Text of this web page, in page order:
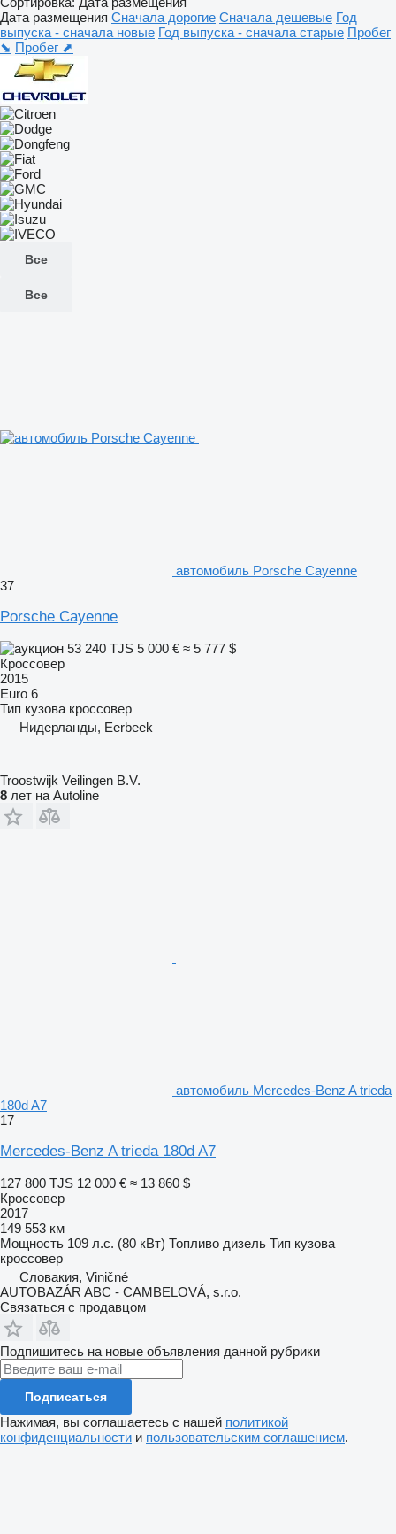
Дата размещения Сначала дорогие Сначала дешевые Год
выпуска - сначала новые Год выпуска - сначала старые Пробег
⬊ Пробег ⬈
Все
Все
автомобиль Porsche Cayenne
37
Porsche Cayenne
53 240 TJS 5 000 € ≈ 5 777 $
Кроссовер
2015
Euro 6
Тип кузова кроссовер
Нидерланды, Eerbeek
Troostwijk Veilingen B.V.
8 лет на Autoline
автомобиль Mercedes-Benz A trieda
180d A7
17
Mercedes-Benz A trieda 180d A7
127 800 TJS 12 000 € ≈ 13 860 $
Кроссовер
2017
149 553 км
Мощность 109 л.с. (80 кВт) Топливо дизель Тип кузова
кроссовер
Словакия, Viničné
AUTOBAZÁR ABC - CAMBELOVÁ, s.r.o.
Связаться с продавцом
Подпишитесь на новые объявления данной рубрики
Подписаться
Нажимая, вы соглашаетесь с нашей политикой
конфиденциальности и пользовательским соглашением.